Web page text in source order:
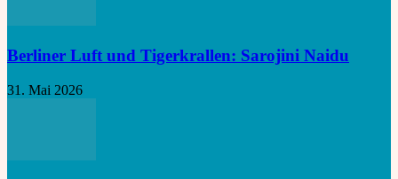
Berliner Luft und Tigerkrallen: Sarojini Naidu
31. Mai 2026